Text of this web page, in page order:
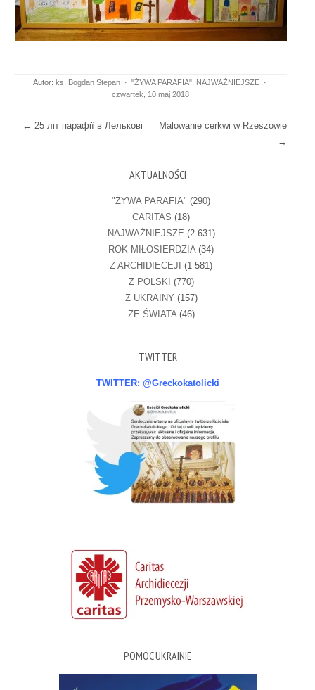
Autor: ks. Bogdan Stepan · "ŻYWA PARAFIA", NAJWAŻNIEJSZE
·
czwartek, 10 maj 2018
Post navigation
← 25 літ парафії в Лелькові
Malowanie cerkwi w Rzeszowie
→
AKTUALNOŚCI
"ŻYWA PARAFIA" (290)
CARITAS (18)
NAJWAŻNIEJSZE (2 631)
ROK MIŁOSIERDZIA(34)
Z ARCHIDIECEJI (1 581)
Z POLSKI (770)
Z UKRAINY (157)
ZE ŚWIATA(46)
TWITTER
TWITTER: @Greckokatolicki
POMOC UKRAINIE